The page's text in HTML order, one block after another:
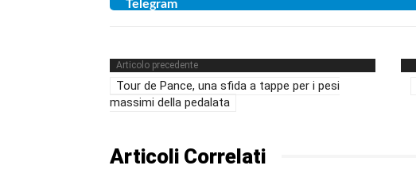
Articolo precedente
Tour de Pance, una sfida a tappe per i pesi
massimi della pedalata
Articoli Correlati